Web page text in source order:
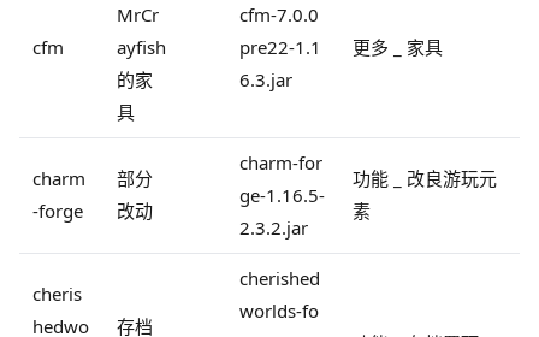
cfm
MrCr
ayfish
的家
具
cfm-7.0.0
pre22-1.1
6.3.jar
更多 _ 家具
charm
-forge
部分
改动
charm-for
ge-1.16.5-
2.3.2.jar
功能 _ 改良游玩元
素
cheris
hedwo
存档
cherished
worlds-fo